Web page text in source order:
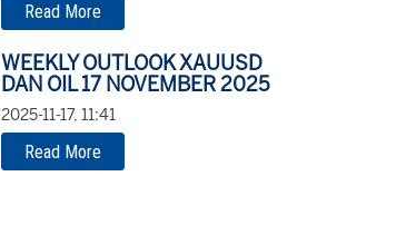
Read More
WEEKLY OUTLOOK XAUUSD
DAN OIL 17 NOVEMBER 2025
2025-11-17, 11:41
Read More